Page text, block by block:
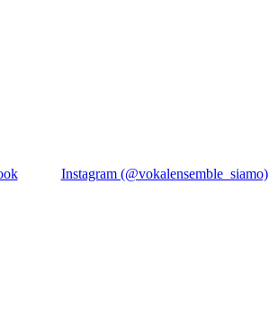
Instagram (@vokalensemble_siamo)